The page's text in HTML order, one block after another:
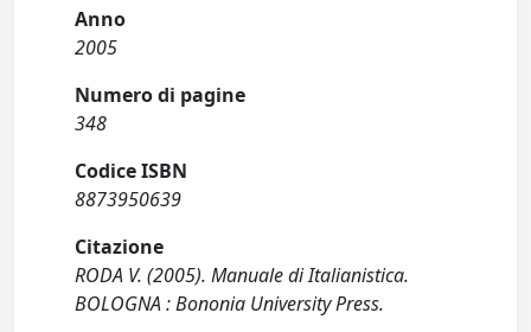
Anno
2005
Numero di pagine
348
Codice ISBN
8873950639
Citazione
RODA V. (2005). Manuale di Italianistica.
BOLOGNA : Bononia University Press.